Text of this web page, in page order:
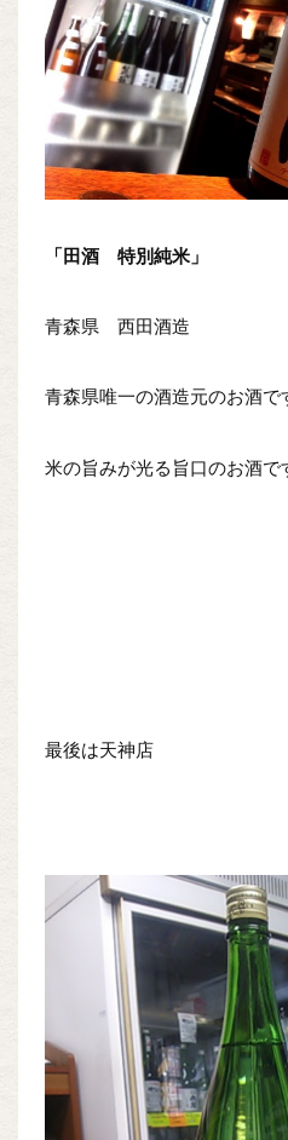
「田酒 特別純米」
青森県 西田酒造
青森県唯一の酒造元のお酒で
米の旨みが光る旨口のお酒で
最後は天神店